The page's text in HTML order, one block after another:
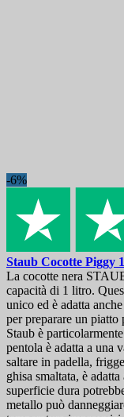
-6%
Staub Cocotte Piggy
La cocotte nera
capacità di 1 litro.
unico ed è adatta
per preparare un piatto
Staub è
pentola è adatta a una
saltare in padella,
ghisa smaltata, è
superficie dura
metallo può